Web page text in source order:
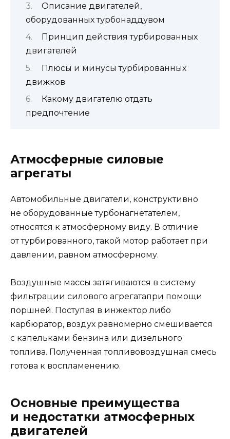
Описание двигателей,
оборудованных турбонаддувом
Принцип действия турбированных
двигателей
Плюсы и минусы турбированных
движков
Какому двигателю отдать
предпочтение
Атмосферные силовые
агрегаты
Автомобильные двигатели, конструктивно
не оборудованные турбонагнетателем,
относятся к атмосферному виду. В отличие
от турбированного, такой мотор работает при
давлении, равном атмосферному.
Воздушные массы затягиваются в систему
фильтрации силового агрегатапри помощи
поршней. Поступая в инжектор либо
карбюратор, воздух равномерно смешивается
с капельками бензина или дизельного
топлива. Полученная топливовоздушная смесь
готова к воспламенению.
Основные преимущества
и недостатки атмосферных
двигателей